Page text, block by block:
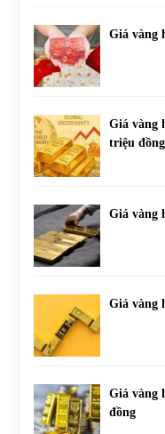
Giá vàng
Giá vàng
triệu
Giá vàng
Giá vàng
Giá vàng
đồng